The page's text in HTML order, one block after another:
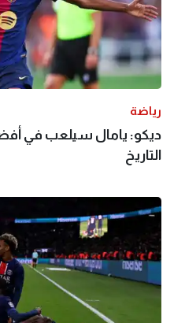
رياضة
ديكو: يامال سيلعب في
التاريخ